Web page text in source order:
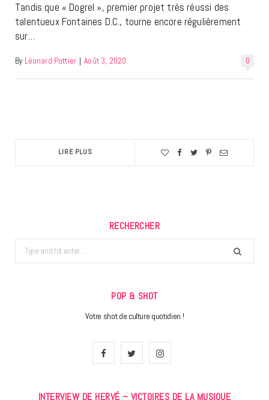
Tandis que « Dogrel », premier projet très réussi des
talentueux Fontaines D.C., tourne encore régulièrement
sur…
0
By Léonard Pottier Août 3, 2020
LIRE PLUS
RECHERCHER
Search
for:
POP & SHOT
Votre shot de culture quotidien !
F
c
i
I
s
INTERVIEW DE HERVÉ – VICTOIRES DE LA MUSIQUE